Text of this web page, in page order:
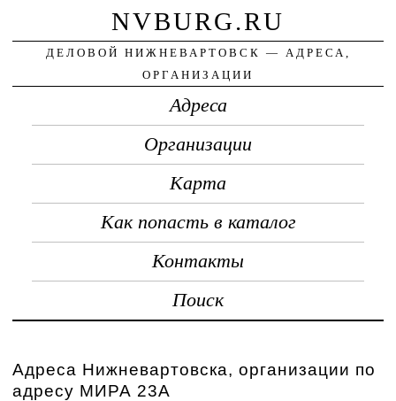
NVBURG.RU
ДЕЛОВОЙ НИЖНЕВАРТОВСК — АДРЕСА,
ОРГАНИЗАЦИИ
Адреса
Организации
Карта
Как попасть в каталог
Контакты
Поиск
Адреса Нижневартовска, организации по
адресу МИРА 23А